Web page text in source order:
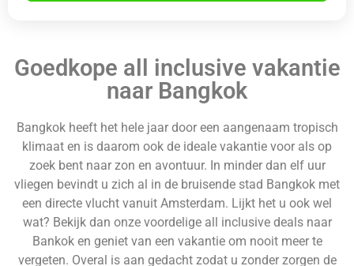
Goedkope all inclusive vakantie
naar Bangkok
Bangkok heeft het hele jaar door een aangenaam tropisch
klimaat en is daarom ook de ideale vakantie voor als op
zoek bent naar zon en avontuur. In minder dan elf uur
vliegen bevindt u zich al in de bruisende stad Bangkok met
een directe vlucht vanuit Amsterdam. Lijkt het u ook wel
wat? Bekijk dan onze voordelige all inclusive deals naar
Bankok en geniet van een vakantie om nooit meer te
vergeten. Overal is aan gedacht zodat u zonder zorgen de